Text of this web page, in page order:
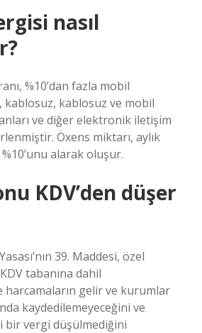
nasıl
%10’dan fazla mobil
kablosuz ve mobil
ve diğer elektronik iletişim
Öxens miktarı, aylık
alarak oluşur.
KDV’den düşer
39. Maddesi, özel
tabanına dahil
harcamaların gelir ve kurumlar
kaydedilemeyeceğini ve
bir vergi düşülmediğini